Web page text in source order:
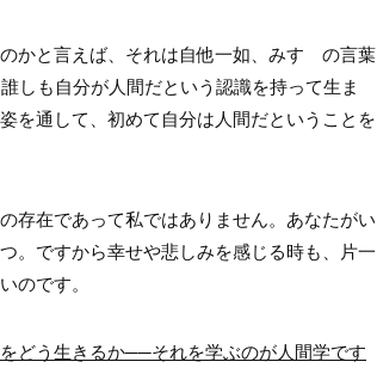
かと言えば、それは自他一如、みすゞの言葉
しも自分が人間だという認識を持って生ま
を通して、初めて自分は人間だということを
存在であって私ではありません。あなたがい
。ですから幸せや悲しみを感じる時も、片一
のです。
どう生きるか──それを学ぶのが人間学です